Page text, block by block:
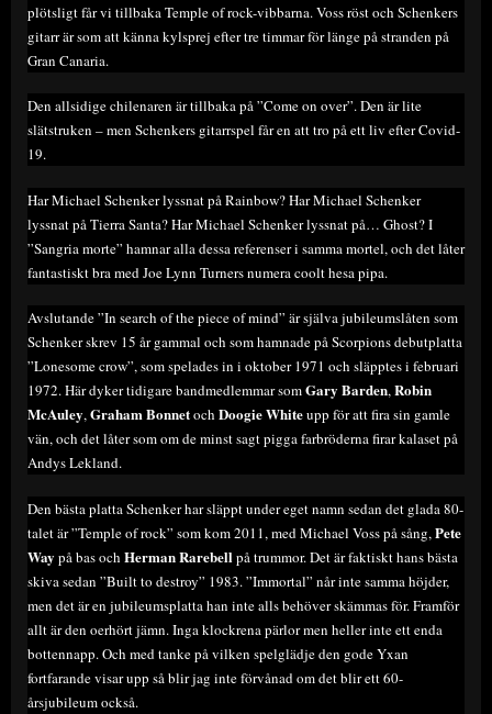
plötsligt får vi tillbaka Temple of rock-vibbarna. Voss röst och Schenkers
gitarr är som att känna kylsprej efter tre timmar för länge på stranden på
Gran Canaria.
Den allsidige chilenaren är tillbaka på ”Come on over”. Den är lite
slätstruken – men Schenkers gitarrspel får en att tro på ett liv efter Covid-
19.
Har Michael Schenker lyssnat på Rainbow? Har Michael Schenker
lyssnat på Tierra Santa? Har Michael Schenker lyssnat på… Ghost? I
”Sangria morte” hamnar alla dessa referenser i samma mortel, och det låter
fantastiskt bra med Joe Lynn Turners numera coolt hesa pipa.
Avslutande ”In search of the piece of mind” är själva jubileumslåten som
Schenker skrev 15 år gammal och som hamnade på Scorpions debutplatta
”Lonesome crow”, som spelades in i oktober 1971 och släpptes i februari
1972. Här dyker tidigare bandmedlemmar somGary Barden,Robin
McAuley,Graham Bonnetoch Doogie Whiteupp för att fira sin gamle
vän, och det låter som om de minst sagt pigga farbröderna firar kalaset på
Andys Lekland.
Den bästa platta Schenker har släppt under eget namn sedan det glada 80-
talet är ”Temple of rock” som kom 2011, med Michael Voss på sång,Pete
Way på bas och Herman Rarebell på trummor. Det är faktiskt hans bästa
skiva sedan ”Built to destroy” 1983. ”Immortal” når inte samma höjder,
men det är en jubileumsplatta han inte alls behöver skämmas för. Framför
allt är den oerhört jämn. Inga klockrena pärlor men heller inte ett enda
bottennapp. Och med tanke på vilken spelglädje den gode Yxan
fortfarande visar upp så blir jag inte förvånad om det blir ett 60-
årsjubileum också.